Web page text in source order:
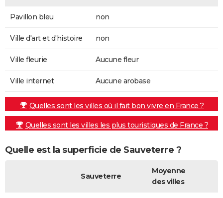
Pavillon bleu non
Ville d'art et d'histoire non
Ville fleurie Aucune fleur
Ville internet Aucune arobase
Quelles sont les villes où il fait bon vivre en France ?
Quelles sont les villes les plus touristiques de France ?
Quelle est la superficie de Sauveterre ?
Sauveterre
Moyenne
des villes